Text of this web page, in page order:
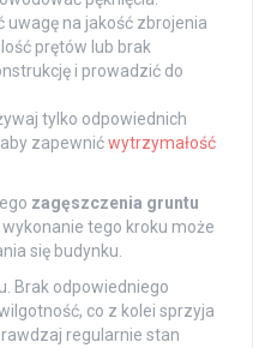
uwagę na jakość zbrojenia
prętów lub brak
i prowadzić do
tylko odpowiednich
zapewnićwytrzymałość
zagęszczenia gruntu
tego kroku może
się budynku.
Brak odpowiedniego
co z kolei sprzyja
regularnie stan